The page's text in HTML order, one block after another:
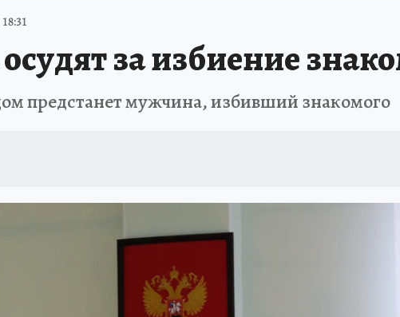
ПРОИСШЕСТВИЯ
за избиение
предстанет мужчина, избивший знакомого